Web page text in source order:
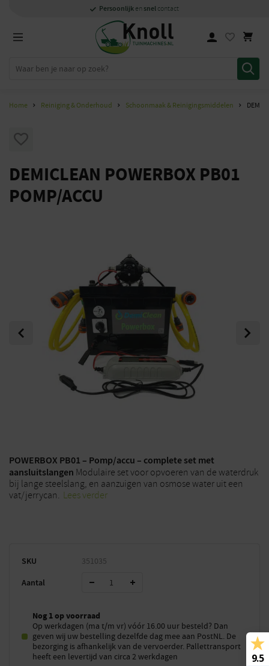
Specialistenmet kennis van zaken
1000m2showroom in Staphorst
Persoonlijk en snel contact
Home Reiniging & Onderhoud Schoonmaak & Reinigingsmiddelen
DEMICLEAN POWERBOX PB01
POMP/ACCU
Previous Next
POWERBOX PB01 – Pomp/accu – complete set met
aansluitslangen Modulaire set voor opvoeren van de waterdruk
bij lange steelslang, en aanzuigen van osmose water uit een
vat/jerrycan. Lees verder
SKU 351035
Aantal
Nog 1 op voorraad
Op werkdagen (ma t/m vr) vóór 16.00 uur besteld? Dan
geven wij uw bestelling dezelfde dag mee aan PostNL. De
bezorging is afhankelijk van de vervoerder. Pallettransport
heeft een levertijd van circa 2 werkdagen
9.5